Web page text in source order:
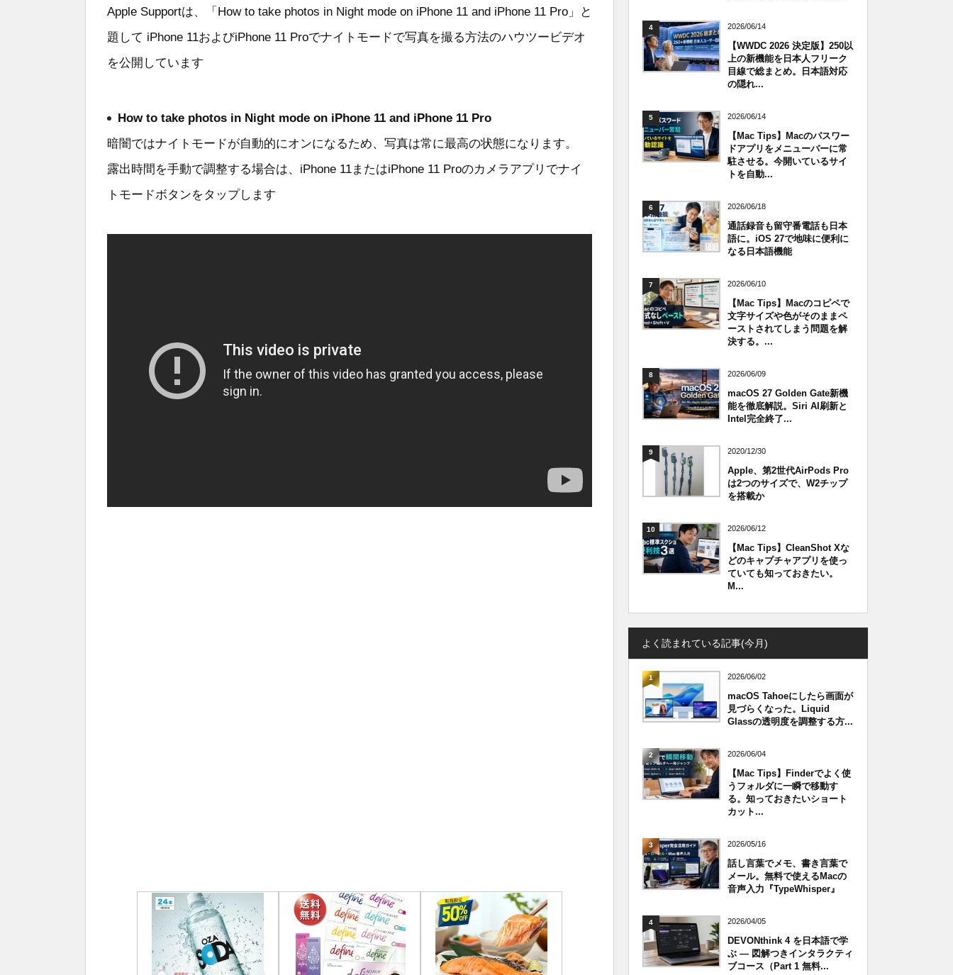
Apple Supportは、「How to take photos in Night mode on iPhone 11 and iPhone 11 Pro」と
題して iPhone 11およびiPhone 11 Proでナイトモードで写真を撮る方法のハウツービデオ
を公開しています
How to take photos in Night mode on iPhone 11 and iPhone 11 Pro
暗闇ではナイトモードが自動的にオンになるため、写真は常に最高の状態になります。
露出時間を手動で調整する場合は、iPhone 11またはiPhone 11 Proのカメラアプリでナイ
トモードボタンをタップします
4 2026/06/14
【WWDC 2026 決定版】250以
上の新機能を日本人フリーク
目線で総まとめ。日本語対応
の隠れ...
5 2026/06/14
【Mac Tips】Macのパスワー
ドアプリをメニューバーに常
駐させる。今開いているサイ
トを自動...
6 2026/06/18
通話録音も留守番電話も日本
語に。iOS 27で地味に便利に
なる日本語機能
7 2026/06/10
【Mac Tips】Macのコピペで
文字サイズや色がそのままペ
ーストされてしまう問題を解
決する。...
8 2026/06/09
macOS 27 Golden Gate新機
能を徹底解説。Siri AI刷新と
Intel完全終了...
9 2020/12/30
Apple、第2世代AirPods Pro
は2つのサイズで、W2チップ
を搭載か
10 2026/06/12
【Mac Tips】CleanShot Xな
どのキャプチャアプリを使っ
ていても知っておきたい。
M...
よく読まれている記事(今月)
1 2026/06/02
macOS Tahoeにしたら画面が
見づらくなった。Liquid
Glassの透明度を調整する方...
2 2026/06/04
【Mac Tips】Finderでよく使
うフォルダに一瞬で移動す
る。知っておきたいショート
カット...
3 2026/05/16
話し言葉でメモ、書き言葉で
メール。無料で使えるMacの
音声入力『TypeWhisper』
4 2026/04/05
DEVONthink 4 を日本語で学
ぶ — 図解つきインタラクティ
ブコース（Part 1 無料...